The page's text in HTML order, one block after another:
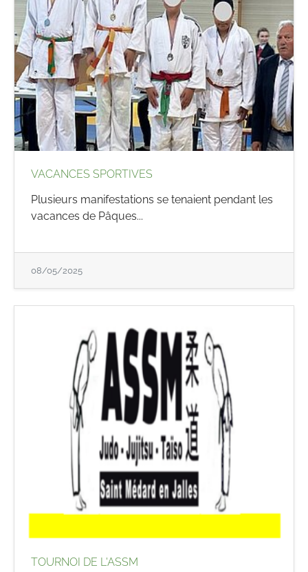
VACANCES SPORTIVES
Plusieurs manifestations se tenaient pendant les
vacances de Pâques...
08/05/2025
TOURNOI DE L'ASSM